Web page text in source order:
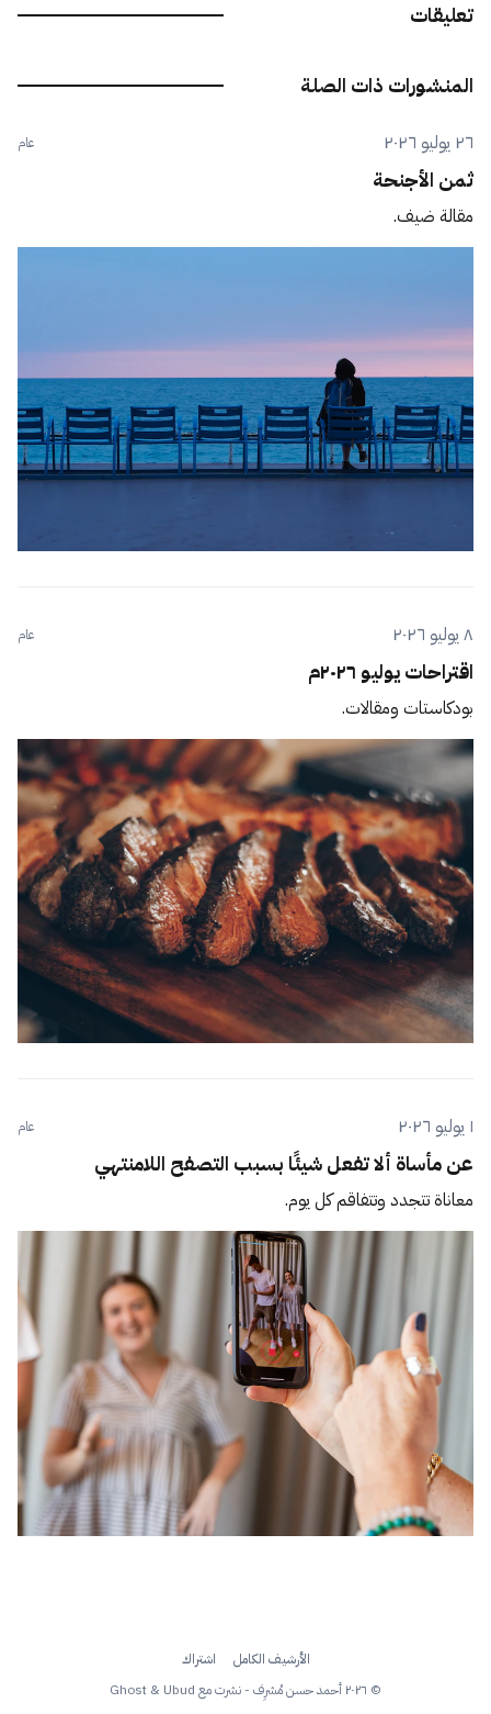
تعليقات
المنشورات ذات الصلة
٢٦ يوليو ٢٠٢٦ عام
ثمن الأجنحة
مقالة ضيف.
٨ يوليو ٢٠٢٦ عام
اقتراحات يوليو ٢٠٢٦م
بودكاستات ومقالات.
١ يوليو ٢٠٢٦ عام
عن مأساة ألا تفعل شيئًا بسبب التصفح اللامنتهي
معاناة تتجدد وتتفاقم كل يوم.
الأرشيف الكامل
اشتراك
© ٢٠٢٦ أحمد حسن مُشرِف - نشرت مع
Ghost & Ubud